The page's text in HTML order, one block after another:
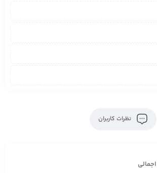
نظرات کاربران